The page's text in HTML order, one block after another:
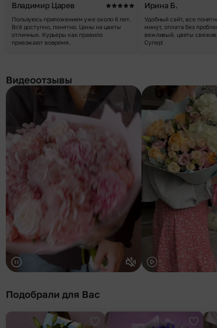
Владимир Царев
Пользуюсь приложением уже около 6 лет.
Всё доступно, понятно. Цены на цветы
отличные. Курьеры как правило
приезжают вовремя.
Ирина Б.
Удобный сайт, все
минут, оплата без
вежливый, цветы
Супер!
Видеоотзывы
Подобрали для Вас